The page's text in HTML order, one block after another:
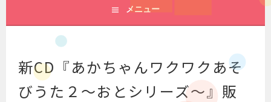
メニュー
新CD『あかちゃんワクワクあそ
びうた２～おとシリーズ～』販